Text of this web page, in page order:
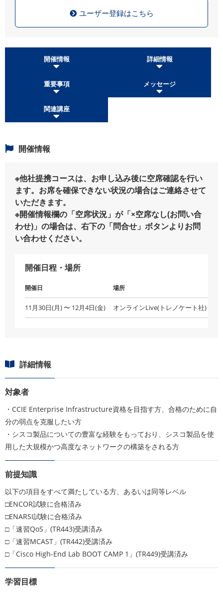
ユーザー登録はこちら
開催情報 詳細情報
重要事項 メッセージ
関連講座
開催情報
※他社提携コースは、お申し込み後に空席確認を行い
ます。お席を確保できない状況の場合はご連絡させて
いただきます。
※開催情報欄の「空席状況」が「×空席なし(お問い合
わせ)」の場合は、右下の「問合せ」ボタンよりお問
い合わせください。
開催日程・場所
開催日 場所
11月30日(月) 〜 12月4日(金) オンラインLive(トレノケート社)
詳細情報
対象者
・CCIE Enterprise Infrastructure資格を目指す方、合格のために自
分の弱点を克服したい方
・シスコ製品についての豊富な経験をもっており、シスコ製品を使
用した大規模かつ高度なネットワークの構築をされる方
前提知識
以下の項目をすべて満たしている方、あるいは同等レベル
□ENCOR試験に合格済み
□ENARSI試験に合格済み
□「速習QoS」(TR443)受講済み
□「速習MCAST」(TR442)受講済み
□「Cisco High-End Lab BOOT CAMP 1」(TR449)受講済み
学習目標